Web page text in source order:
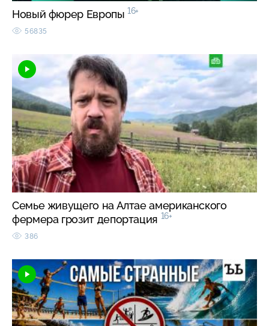
Новый фюрер Европы 16+
56835
Семье живущего на Алтае американского
фермера грозит депортация 16+
386